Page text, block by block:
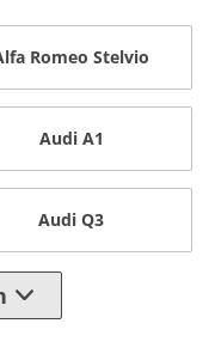
Romeo Stelvio
Audi A1
Audi Q3